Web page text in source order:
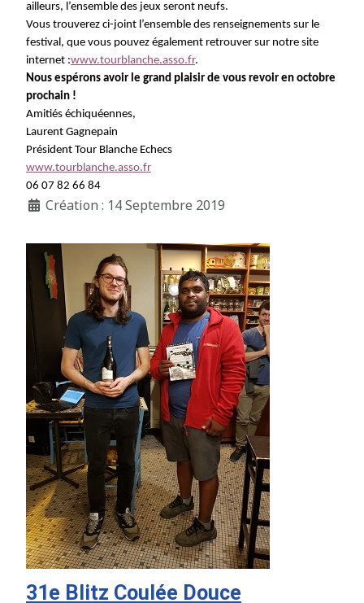
ailleurs, l’ensemble des jeux seront neufs.
Vous trouverez ci-joint l’ensemble des renseignements sur le
festival, que vous pouvez également retrouver sur notre site
internet :www.tourblanche.asso.fr.
Nous espérons avoir le grand plaisir de vous revoir en octobre
prochain !
Amitiés échiquéennes,
Laurent Gagnepain
Président Tour Blanche Echecs
www.tourblanche.asso.fr
06 07 82 66 84
Création : 14 Septembre 2019
31e Blitz Coulée Douce